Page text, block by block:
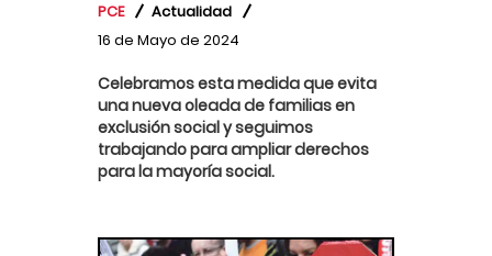
PCE
Actualidad
16 de Mayo de 2024
Celebramos esta medida que evita
una nueva oleada de familias en
exclusión social y seguimos
trabajando para ampliar derechos
para la mayoría social.